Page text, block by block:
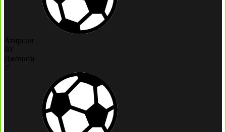
Атирсон
40'
Джоната
7'